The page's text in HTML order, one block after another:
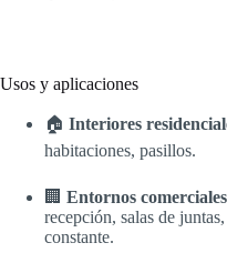
Usos y aplicaciones
🏠 Interiores
habitaciones, pasillos.
🏢 Entornos
recepción, salas de
constante.